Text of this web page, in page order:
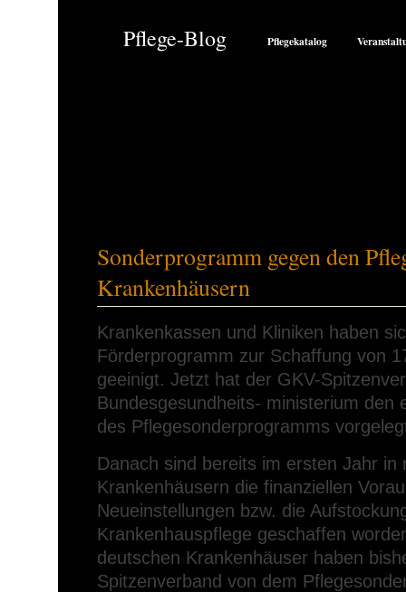
Pflege-Blog Pflegekatalog
Sonderprogramm gegen den
Krankenhäusern
Krankenkassen und Kliniken haben
Förderprogramm zur Schaffung von
geeinigt. Jetzt hat der GKV-
Bundesgesundheits- ministerium den
des Pflegesonderprogramms
Danach sind bereits im ersten Jahr in
Krankenhäusern die finanziellen
Neueinstellungen bzw. die
Krankenhauspflege geschaffen
deutschen Krankenhäuser haben
Spitzenverband von dem